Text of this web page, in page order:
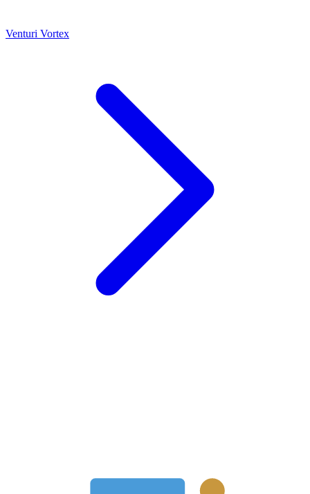
Venturi Vortex